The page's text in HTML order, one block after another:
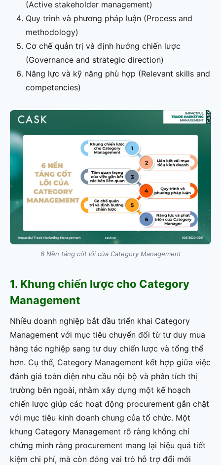
(Active stakeholder management)
Quy trình và phương pháp luận (Process and
methodology)
Cơ chế quản trị và định hướng chiến lược
(Governance and strategic direction)
Năng lực và kỹ năng phù hợp (Relevant skills and
competencies)
6 Nền tảng cốt lõi của Category Management
1. Khung chiến lược cho Category
Management
Nhiều doanh nghiệp bắt đầu triển khai Category
Management với mục tiêu chuyển đổi từ tư duy mua
hàng tác nghiệp sang tư duy chiến lược và tổng thể
hơn. Cụ thể, Category Management kết hợp giữa việc
đánh giá toàn diện nhu cầu nội bộ và phân tích thị
trường bên ngoài, nhằm xây dựng một kế hoạch
chiến lược giúp các hoạt động procurement gắn chặt
với mục tiêu kinh doanh chung của tổ chức. Một
khung Category Management rõ ràng không chỉ
chứng minh rằng procurement mang lại hiệu quả tiết
kiệm chi phí, mà còn đóng vai trò hỗ trợ đổi mới